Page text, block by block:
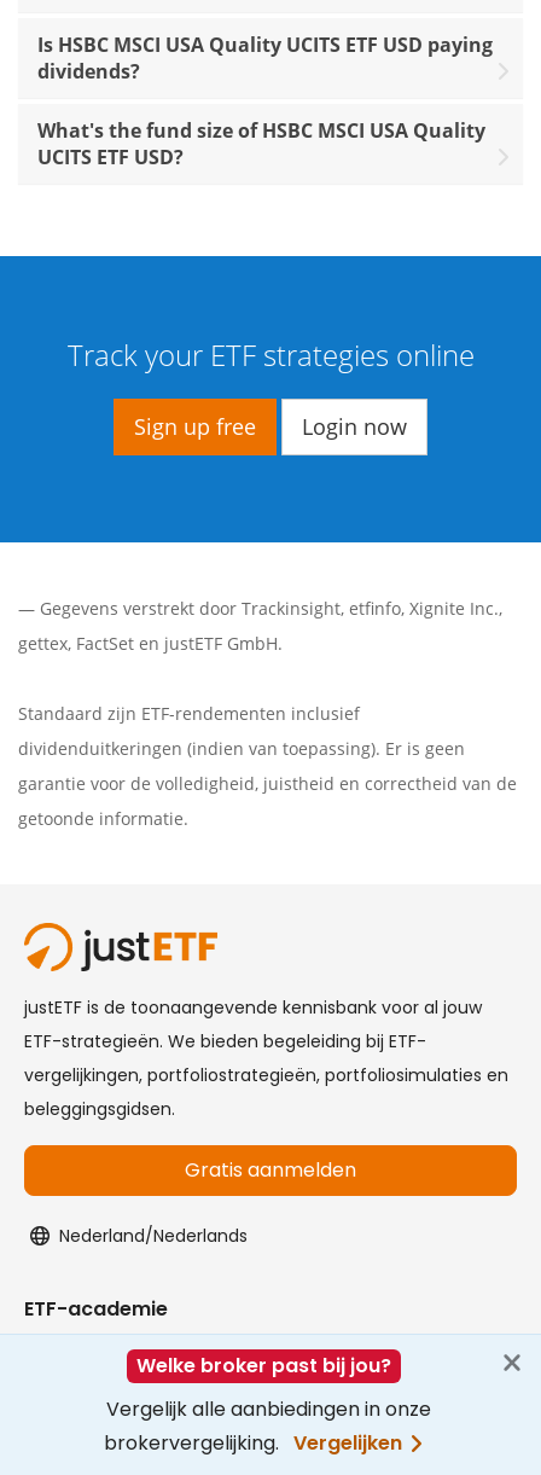
Is HSBC MSCI USA Quality UCITS ETF USD paying
dividends?
What's the fund size of HSBC MSCI USA Quality
UCITS ETF USD?
Track your ETF strategies online
Sign up free Login now
— Gegevens verstrekt door Trackinsight, etfinfo, Xignite Inc.,
gettex, FactSet en justETF GmbH.
Standaard zijn ETF-rendementen inclusief
dividenduitkeringen (indien van toepassing). Er is geen
garantie voor de volledigheid, juistheid en correctheid van de
getoonde informatie.